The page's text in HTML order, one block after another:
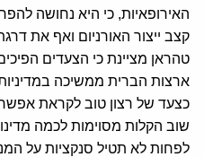
האירופאיות, כי היא נחושה
קצב ייצור האורניום ואף את
טהראן מציינת כי הצעדים
ארצות הברית ממשיכה
כצעד של רצון טוב לקראת
שוב הקלות מסוימות לכמה
לפחות לא תטיל סנקציות על